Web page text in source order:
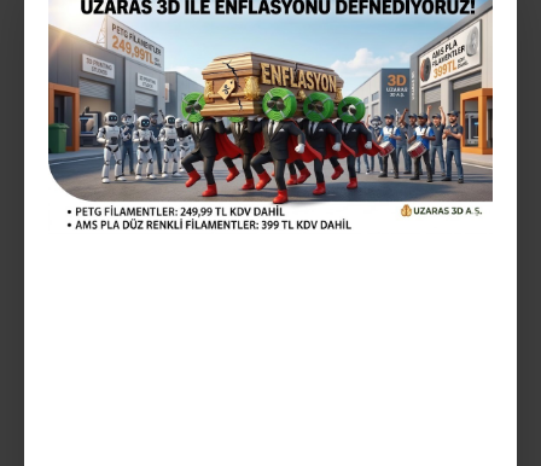
0
YENI